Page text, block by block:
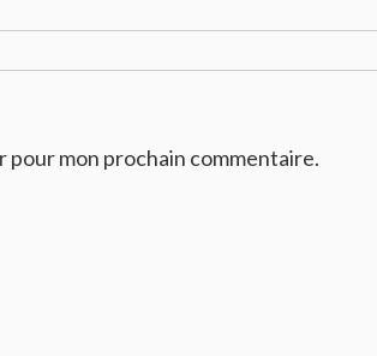
pour mon prochain commentaire.